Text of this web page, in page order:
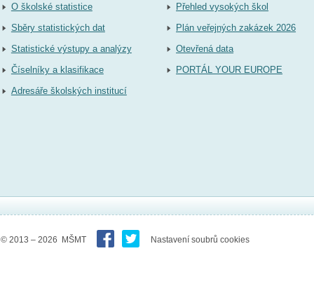
O školské statistice
Sběry statistických dat
Statistické výstupy a analýzy
Číselníky a klasifikace
Adresáře školských institucí
Přehled vysokých škol
Plán veřejných zakázek 2026
Otevřená data
PORTÁL YOUR EUROPE
© 2013 – 2026 MŠMT Nastavení soubrů cookies